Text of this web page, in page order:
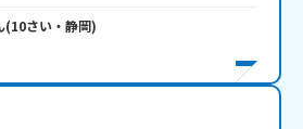
(10さい・ 静岡)